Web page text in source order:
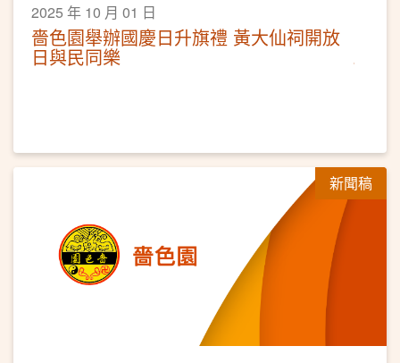
2025 年 10 月 01 日
嗇色園舉辦國慶日升旗禮 黃大仙祠開放
日與民同樂
新聞稿